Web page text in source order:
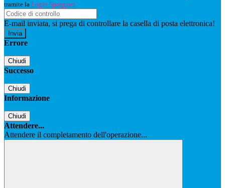
tramite la Login Spaggiari
E-mail inviata, si prega di controllare la casella di posta elettronica!
Errore
Chiudi
Successo
Chiudi
Informazione
Chiudi
Attendere...
Attendere il completamento dell'operazione...